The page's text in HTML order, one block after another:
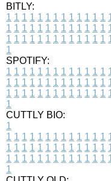
BITLY:
1 1 1 1 1 1 1 1 1 1 1 1 1
1 1 1 1 1 1 1 1 1 1 1 1 1
1 1 1 1 1 1 1 1 1 1 1 1 1
1
SPOTIFY:
1 1 1 1 1 1 1 1 1 1 1 1 1
1 1 1 1 1 1 1 1 1 1 1 1 1
1 1 1 1 1 1 1 1 1 1 1 1 1
1
CUTTLY BIO:
1
1 1 1 1 1 1 1 1 1 1 1 1 1
1 1 1 1 1 1 1 1 1 1 1 1 1
1 1 1 1 1 1 1 1 1 1 1 1 1
1